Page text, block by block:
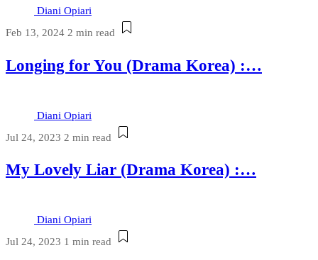
Diani Opiari
Feb 13, 2024 2 min read
Longing for You (Drama Korea) :…
Diani Opiari
Jul 24, 2023 2 min read
My Lovely Liar (Drama Korea) :…
Diani Opiari
Jul 24, 2023 1 min read